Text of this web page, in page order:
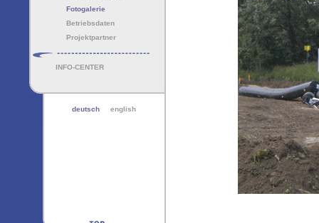
Fotogalerie
Betriebsdaten
Projektpartner
INFO-CENTER
deutsch english